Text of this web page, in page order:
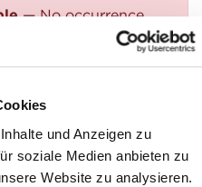
und Anzeigen zu
soziale Medien anbieten zu
Website zu analysieren.
— No occurrence